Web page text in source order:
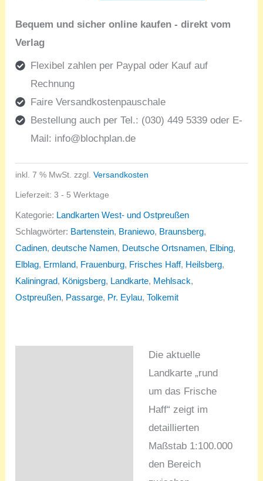
um
das
Frische
Haff
Menge
Bequem und sicher online kaufen - direkt vom
Verlag
Flexibel zahlen per Paypal oder Kauf auf
Rechnung
Faire Versandkostenpauschale
Bestellung auch per Tel.: (030) 449 5339 oder E-
Mail: info@blochplan.de
inkl. 7 % MwSt. zzgl.Versandkosten
Lieferzeit:3 - 5 Werktage
Kategorie: Landkarten West- und Ostpreußen
Schlagwörter: Bartenstein, Braniewo, Braunsberg,
Cadinen,deutsche Namen, Deutsche Ortsnamen, Elbing,
Elblag, Ermland, Frauenburg, Frisches Haff, Heilsberg,
Kaliningrad, Königsberg, Landkarte, Mehlsack,
Ostpreußen, Passarge, Pr. Eylau,Tolkemit
Die aktuelle
Landkarte „rund
um das Frische
Haff“ zeigt im
detaillierten
Maßstab 1:100.000
den Bereich